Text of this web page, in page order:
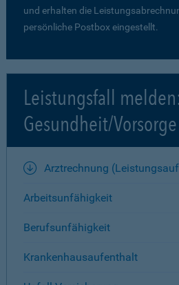
und erhalten die
persönliche Postbox eingestellt.
Leistungsfall melden:
Gesundheit/Vorsorge
Arztrechnung
Arbeitsunfähigkeit
Berufsunfähigkeit
Krankenhausaufenthalt